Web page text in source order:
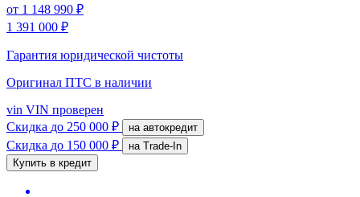
от 1 148 990 ₽
1 391 000 ₽
Гарантия юридической чистоты
Оригинал ПТС в наличии
vin VIN проверен
Скидка до 250 000 ₽ на автокредит
Скидка до 150 000 ₽
на Trade-In
Купить в кредит